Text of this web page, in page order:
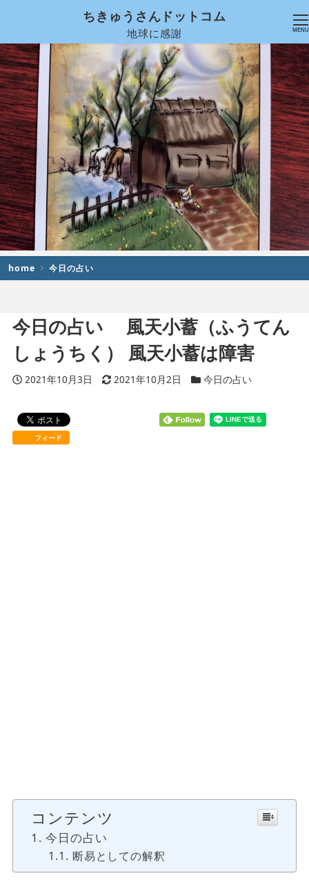
ちきゅうさんドットコム
地球に感謝 MENU
home 今日の占い
今日の占い 風天小蓄（ふうてん
しょうちく） 風天小蓄は障害
投稿日
2021年10月3日 更新日
2021年10月2日 カテゴリー
今日の占い
フィード
コンテンツ
今日の占い
断易としての解釈